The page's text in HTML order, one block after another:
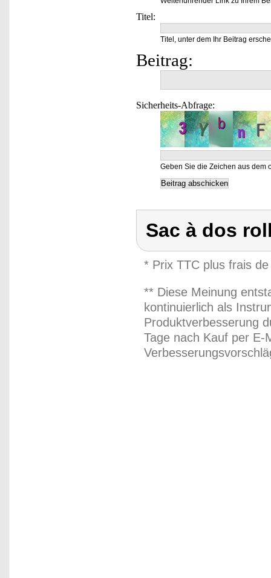
Titel:
Titel, unter dem Ihr Beitrag
Beitrag:
Sicherheits-Abfrage:
Geben Sie die Zeichen aus dem
Sac à dos
* Prix TTC plus frais
** Diese Meinung
kontinuierlich als
Produktverbesserung
Tage nach Kauf per E-